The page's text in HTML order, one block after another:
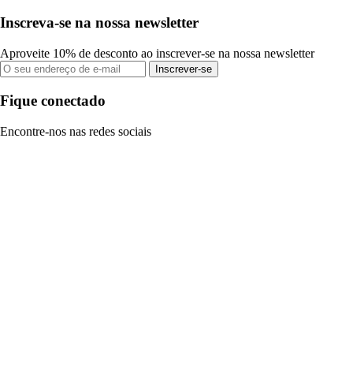
Inscreva-se na nossa newsletter
Aproveite 10% de desconto ao inscrever-se na nossa newsletter
Inscrever-se
Fique conectado
Encontre-nos nas redes sociais